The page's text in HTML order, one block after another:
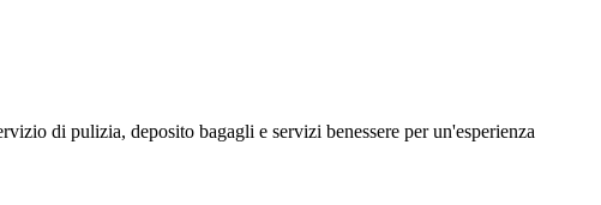
di pulizia, deposito bagagli e servizi benessere per un'esperienza